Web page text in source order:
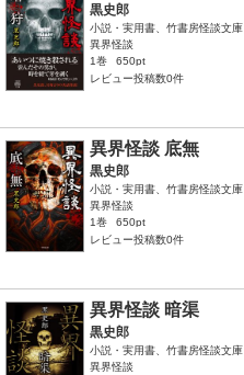
黒史郎
小説・実用書、竹書房怪談文庫
異界怪談
1巻
650pt
レビュー投稿数0件
異界怪談 底無
黒史郎
小説・実用書、竹書房怪談文庫
異界怪談
1巻
650pt
レビュー投稿数0件
異界怪談 暗渠
黒史郎
小説・実用書、竹書房怪談文庫
異界怪談